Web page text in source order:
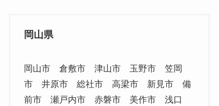
岡山県
岡山市 倉敷市 津山市 玉野市 笠岡
市 井原市 総社市 高梁市 新見市 備
前市 瀬戸内市 赤磐市 美作市 浅口